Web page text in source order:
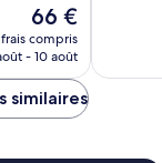
Le
nouveau
prix
de
66 €
compris
- 10 août
similaires